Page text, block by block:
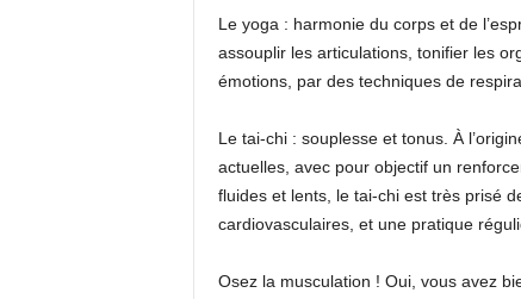
Le yoga : harmonie du corps et de
assouplir les articulations, tonifier les
émotions, par des techniques de
Le tai-chi : souplesse et tonus. À
actuelles, avec pour objectif un
fluides et lents, le tai-chi est très prisé
cardiovasculaires, et une pratique
Osez la musculation ! Oui, vous avez